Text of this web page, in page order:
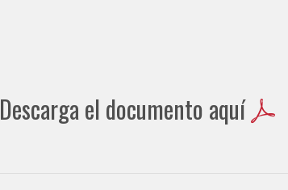
Descarga el documento aquí